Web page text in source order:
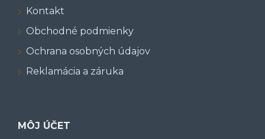
Kontakt
Obchodné podmienky
Ochrana osobných údajov
Reklamácia a záruka
MÔJ ÚČET